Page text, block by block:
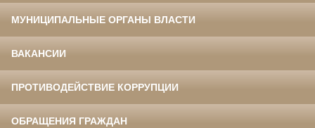
МУНИЦИПАЛЬНЫЕ ОРГАНЫ ВЛАСТИ
ВАКАНСИИ
ПРОТИВОДЕЙСТВИЕ КОРРУПЦИИ
ОБРАЩЕНИЯ ГРАЖДАН